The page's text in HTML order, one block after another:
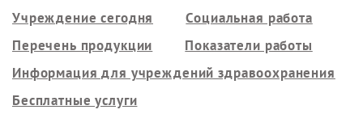
Учреждение сегодня
Социальная работа
Перечень продукции
Показатели работы
Информация для учреждений здравоохранения
Бесплатные услуги